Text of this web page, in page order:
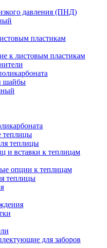
давления (ПНД)
пластикам
к листовым пластикам
шайбы
теплицы
и вставки к теплицам
опции к теплицам
теплицы
для заборов